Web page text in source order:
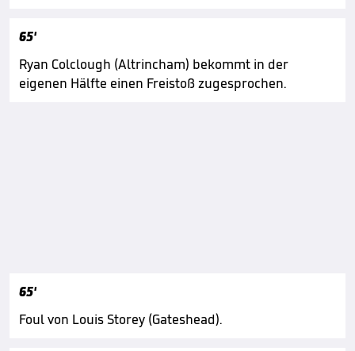
65'
Ryan Colclough (Altrincham) bekommt in der
eigenen Hälfte einen Freistoß zugesprochen.
65'
Foul von Louis Storey (Gateshead).